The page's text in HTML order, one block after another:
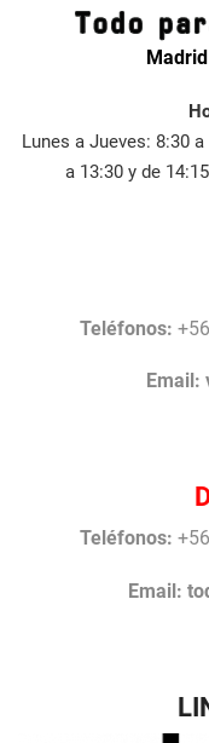
Lunes a Jueves: 8:30
a 13:30 y de
Teléfonos:
Email:
Teléfonos:
Email: